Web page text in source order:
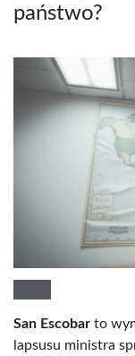
państwo?
San Escobar to
lapsusu ministra